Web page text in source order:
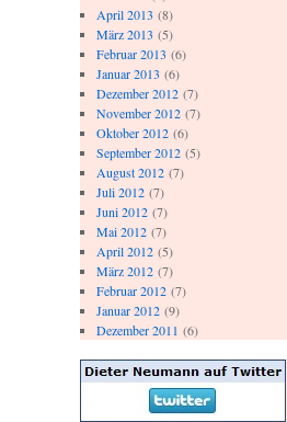
April 2013 (8)
März 2013 (5)
Februar 2013 (6)
Januar 2013 (6)
Dezember 2012 (7)
November 2012 (7)
Oktober 2012 (6)
September 2012 (5)
August 2012 (7)
Juli 2012 (7)
Juni 2012 (7)
Mai 2012 (7)
April 2012 (5)
März 2012 (7)
Februar 2012 (7)
Januar 2012 (9)
Dezember 2011 (6)